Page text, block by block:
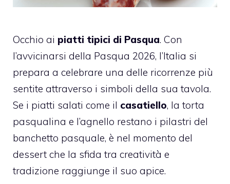
Occhio ai piatti tipici di Pasqua. Con
l’avvicinarsi della Pasqua 2026, l’Italia si
prepara a celebrare una delle ricorrenze più
sentite attraverso i simboli della sua tavola.
Se i piatti salati come il casatiello, la torta
pasqualina e l’agnello restano i pilastri del
banchetto pasquale, è nel momento del
dessert che la sfida tra creatività e
tradizione raggiunge il suo apice.